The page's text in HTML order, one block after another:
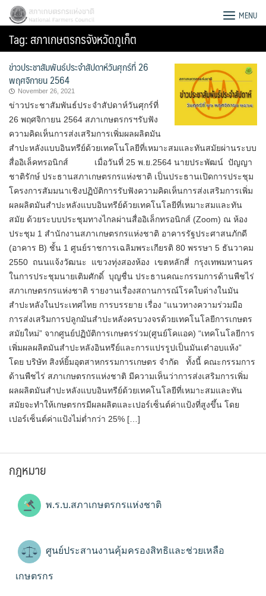
Skip
content
Search
for:
สภาเกษตรกรแห่งชาติ MENU
Tag:สภาเกษตรกรจังหวัดภูเก็ต
ข่าวประชาสัมพันธ์ประจำสัปดาห์วันศุกร์ที่ 26
พฤศจิกายน 2564
November 26, 2021
ข่าวประชาสัมพันธ์ประจำสัปดาห์วันศุกร์ที่
26 พฤศจิกายน 2564 สภาเกษตรกรฯรับฟัง
ความคิดเห็นการส่งเสริมการเพิ่มผลผลิตมัน
สำปะหลังแบบอินทรีย์ด้วยเทคโนโลยีที่เหมาะสมและทันสมัยผ่านระบบ
สื่ออิเล็คทรอนิกส์ เมื่อวันที่ 25 พ.ย.2564 นายประพัฒน์ ปัญญา
ชาติรักษ์ ประธานสภาเกษตรกรแห่งชาติ เป็นประธานเปิดการประชุม
โครงการสัมมนาเชิงปฏิบัติการรับฟังความคิดเห็นการส่งเสริมการเพิ่ม
ผลผลิตมันสำปะหลังแบบอินทรีย์ด้วยเทคโนโลยีที่เหมาะสมและทัน
สมัย ด้วยระบบประชุมทางไกลผ่านสื่ออิเล็กทรอนิกส์ (Zoom) ณ ห้อง
ประชุม 1 สำนักงานสภาเกษตรกรแห่งชาติ อาคารรัฐประศาสนภักดี
(อาคาร B) ชั้น 1 ศูนย์ราชการเฉลิมพระเกียรติ 80 พรรษา 5 ธันวาคม
2550 ถนนแจ้งวัฒนะ แขวงทุ่งสองห้อง เขตหลักสี่ กรุงเทพมหานคร
ในการประชุมนายเติมศักดิ์ บุญชื่น ประธานคณะกรรมการด้านพืชไร่
สภาเกษตรกรแห่งชาติ รายงานเรื่องสถานการณ์โรคใบด่างในมัน
สำปะหลังในประเทศไทย การบรรยาย เรื่อง “แนวทางความร่วมมือ
การส่งเสริมการปลูกมันสำปะหลังครบวงจรด้วยเทคโนโลยีการเกษตร
สมัยใหม่” จากศูนย์ปฏิบัติการเกษตรร่วม(ศูนย์โคแอค) “เทคโนโลยีการ
เพิ่มผลผลิตมันสำปะหลังอินทรีย์และการแปรรูปเป็นมันเต๋าอบแห้ง”
โดย บริษัท สิงห์ยิ้มอุตสาหกรรมการเกษตร จำกัด ทั้งนี้ คณะกรรมการ
ด้านพืชไร่ สภาเกษตรกรแห่งชาติ มีความเห็นว่าการส่งเสริมการเพิ่ม
ผลผลิตมันสำปะหลังแบบอินทรีย์ด้วยเทคโนโลยีที่เหมาะสมและทัน
สมัยจะทำให้เกษตรกรมีผลผลิตและเปอร์เซ็นต์ค่าแป้งที่สูงขึ้น โดย
เปอร์เซ็นต์ค่าแป้งไม่ต่ำกว่า 25% […]
กฎหมาย
พ.ร.บ.สภาเกษตรกรแห่งชาติ
ศูนย์ประสานงานคุ้มครองสิทธิและช่วยเหลือ
เกษตรกร